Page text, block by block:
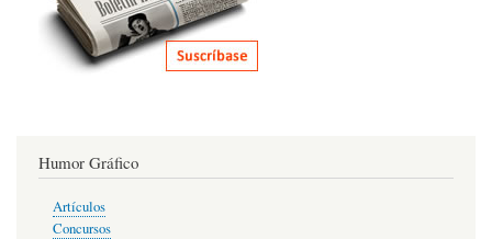
Humor Gráfico
Artículos
Concursos